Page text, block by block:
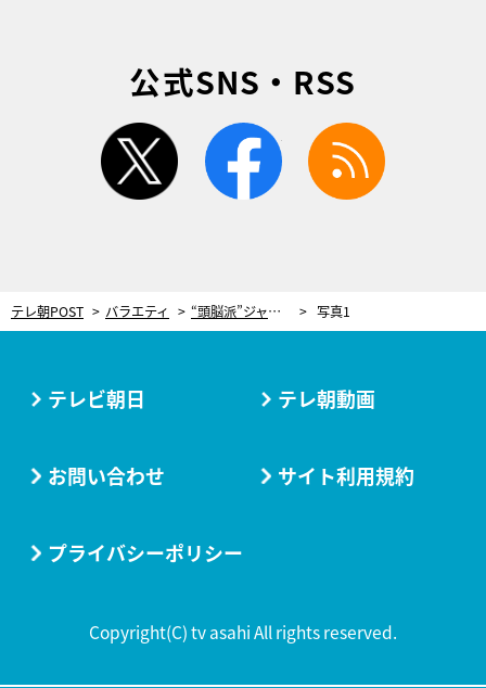
公式SNS・RSS
twitter facebook
テレ朝POST バラエティ “頭脳派”ジャニーズJr.6人、東大教授の特別講義を体験！珍解答や独特の考察も披露 写真1
テレビ朝日 テレ朝動画
お問い合わせ サイト利用規約
プライバシーポリシー
Copyright(C) tv asahi All rights reserved.